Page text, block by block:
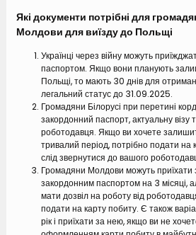
Які документи потрібні для
Молдови для виїзду до Польщі
Українці через війну можуть
паспортом. Якщо вони планують
Польщі, то мають 30 днів для
легальний статус до 31.09.2025.
Громадяни Білорусі при перетині
закордонний паспорт, актуальну візу
роботодавця. Якщо ви хочете
тривалий період, потрібно подати на
слід звернутися до вашого
Громадяни Молдови можуть приїхати
закордонним паспортом на 3 місяці,
мати дозвіл на роботу від
подати на карту побиту. Є також
рік і приїхати за нею, якщо ви не